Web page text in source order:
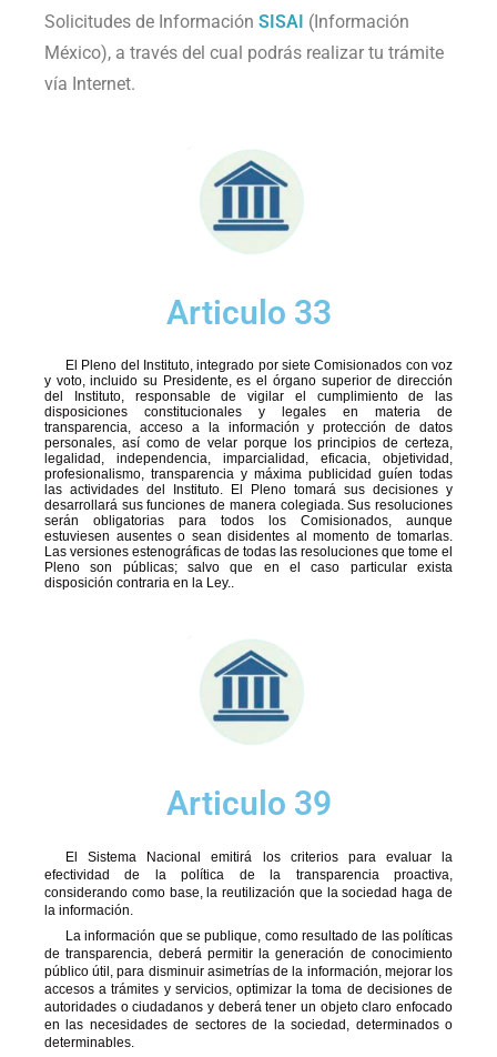
Solicitudes de Información SISAI (Información
México), a través del cual podrás realizar tu trámite
vía Internet.
Articulo 33
El Pleno del Instituto, integrado por siete Comisionados con voz
y voto, incluido su Presidente, es el órgano superior de dirección
del Instituto, responsable de vigilar el cumplimiento de las
disposiciones constitucionales y legales en materia de
transparencia, acceso a la información y protección de datos
personales, así como de velar porque los principios de certeza,
legalidad, independencia, imparcialidad, eficacia, objetividad,
profesionalismo, transparencia y máxima publicidad guíen todas
las actividades del Instituto. El Pleno tomará sus decisiones y
desarrollará sus funciones de manera colegiada. Sus resoluciones
serán obligatorias para todos los Comisionados, aunque
estuviesen ausentes o sean disidentes al momento de tomarlas.
Las versiones estenográficas de todas las resoluciones que tome el
Pleno son públicas; salvo que en el caso particular exista
disposición contraria en la Ley..
Articulo 39
El Sistema Nacional emitirá los criterios para evaluar la
efectividad de la política de la transparencia proactiva,
considerando como base, la reutilización que la sociedad haga de
la información.
La información que se publique, como resultado de las políticas
de transparencia, deberá permitir la generación de conocimiento
público útil, para disminuir asimetrías de la información, mejorar los
accesos a trámites y servicios, optimizar la toma de decisiones de
autoridades o ciudadanos y deberá tener un objeto claro enfocado
en las necesidades de sectores de la sociedad, determinados o
determinables.